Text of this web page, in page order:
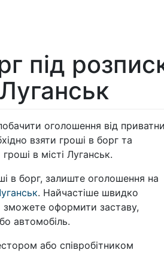
під
оголошення від
взяти гроші в борг та
гроші в місті Луганськ.
в борг, залиште оголошення на
. Найчастіше швидко
оформити заставу,
автомобіль.
або співробітником